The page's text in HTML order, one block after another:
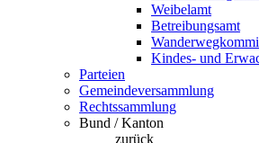
Weibelamt
Betreibungsamt
Kindes- und
Parteien
Gemeindeversammlung
Rechtssammlung
Bund / Kanton
zurück